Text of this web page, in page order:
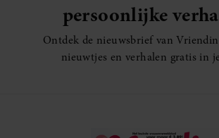
persoonlijke
Ontdek de nieuwsbrief van
nieuwtjes en verhalen gratis in